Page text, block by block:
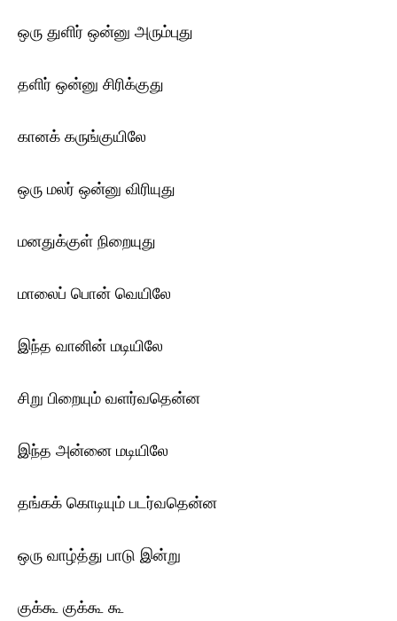
ஒரு துளிர் ஒன்னு அரும்புது
தளிர் ஒன்னு சிரிக்குது
கானக் கருங்குயிலே
ஒரு மலர் ஒன்னு விரியுது
மனதுக்குள் நிறையுது
மாலைப் பொன் வெயிலே
இந்த வானின் மடியிலே
சிறு பிறையும் வளர்வதென்ன
இந்த அன்னை மடியிலே
தங்கக் கொடியும் படர்வதென்ன
ஒரு வாழ்த்து பாடு இன்று
குக்கூ குக்கூ கூ